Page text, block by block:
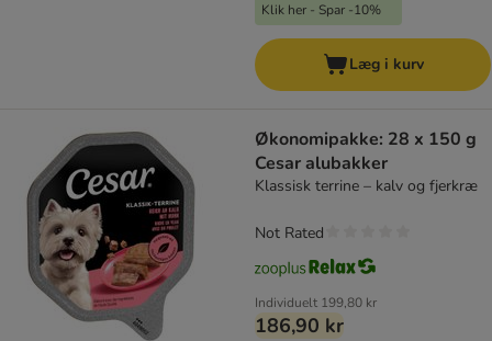
Klik her - Spar -10%
Læg i kurv
Økonomipakke: 28 x 150 g
Cesar alubakker
Klassisk terrine – kalv og fjerkræ
Individuelt 199,80 kr
186,90 kr
Not Rated